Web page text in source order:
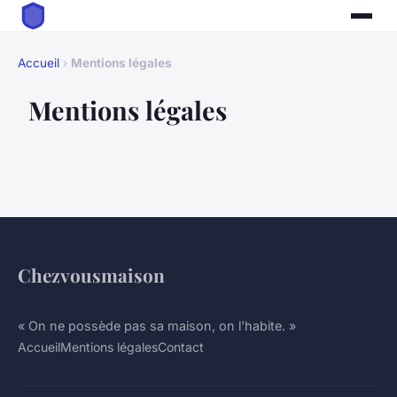
Accueil › Mentions légales
Mentions légales
Chezvousmaison
« On ne possède pas sa maison, on l'habite. »
AccueilMentions légalesContact